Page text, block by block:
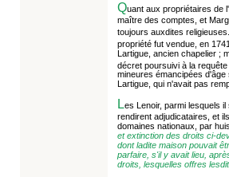
Quant aux propriétaires de
maître des comptes, et
toujours auxdites
propriété fut vendue, en
Lartigue, ancien chapelier ;
décret poursuivi à la requête
mineures émancipées d'âge
Lartigue, qui n'avait pas
Les Lenoir, parmi lesquels
rendirent adjudicataires, et
domaines nationaux, par
et extinction des droits ci-
dont ladite maison pouvait
parfaire, s'il y avait lieu,
droits, lesquelles offres